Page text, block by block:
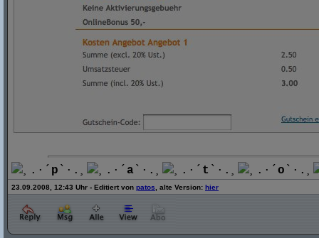
¸.·´ p `·.¸ ¸.·´ a `·.¸ ¸.·´ t `·.¸ ¸.·´ o `·.¸
23.09.2008, 12:43 Uhr - Editiert von patos , alte Version: hier